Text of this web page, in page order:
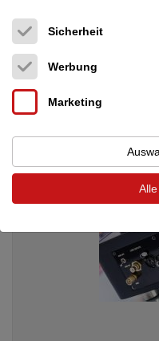
Nagra Professional
Röhren-Endverstärker
Neupreis: 20.000 €
Preis auf Anfrage
Sicherheit
Werbung
Marketing